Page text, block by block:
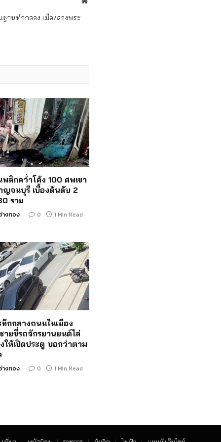
านทำกลอง เมืองสองพระ
ลิกคว่ำโค้ง 100 ศพเขา
ญจนบุรี เบื้องต้นดับ 2
ราย
างทอง 0 1 Min Read
ทึกกลางถนนในเมือง
ายขี่รถจักรยานยนต์ไล่
ให้เปิดประตู บอกว่าตาม
างทอง 0 1 Min Read